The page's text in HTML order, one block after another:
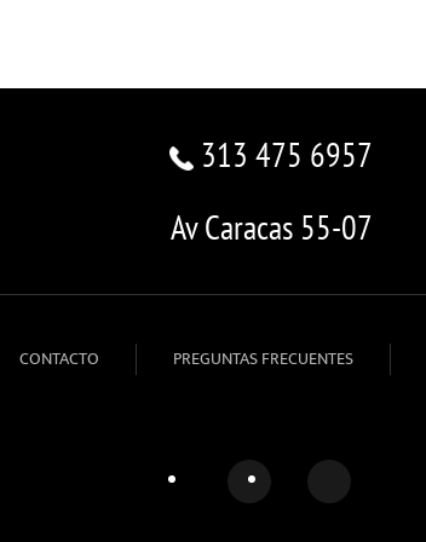
313 475 6957
Av Caracas 55-07
CONTACTO PREGUNTAS FRECUENTES